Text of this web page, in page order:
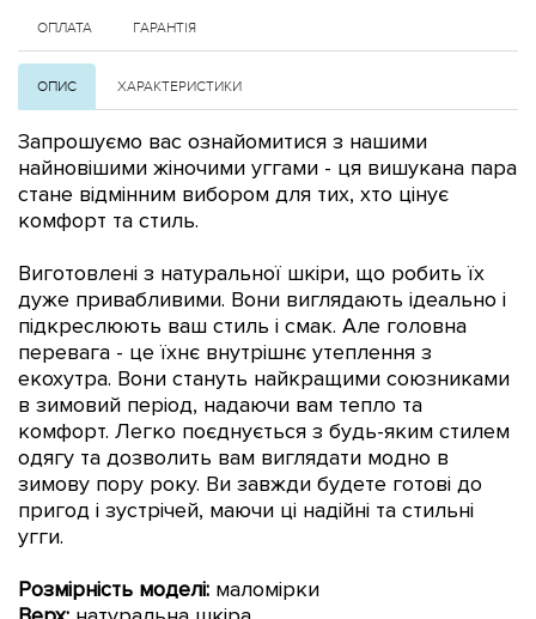
ОПЛАТА ГАРАНТІЯ
ОПИС ХАРАКТЕРИСТИКИ
Запрошуємо вас ознайомитися з нашими
найновішими жіночими уггами - ця вишукана пара
стане відмінним вибором для тих, хто цінує
комфорт та стиль.
Виготовлені з натуральної шкіри, що робить їх
дуже привабливими. Вони виглядають ідеально і
підкреслюють ваш стиль і смак. Але головна
перевага - це їхнє внутрішнє утеплення з
екохутра. Вони стануть найкращими союзниками
в зимовий період, надаючи вам тепло та
комфорт. Легко поєднується з будь-яким стилем
одягу та дозволить вам виглядати модно в
зимову пору року. Ви завжди будете готові до
пригод і зустрічей, маючи ці надійні та стильні
угги.
Розмірність моделі: маломірки